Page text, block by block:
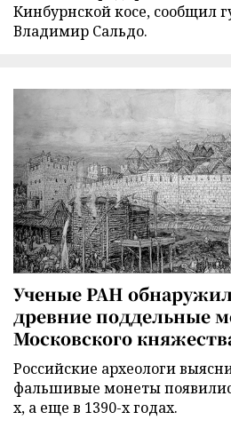
Кинбурнской косе, сообщил
Владимир Сальдо.
Ученые РАН
древние поддельные
Московского
Российские археологи
фальшивые монеты
х, а еще в 1390-х годах.